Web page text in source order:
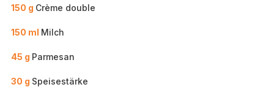
150 g Crème double
150 ml Milch
45 g Parmesan
30 g Speisestärke